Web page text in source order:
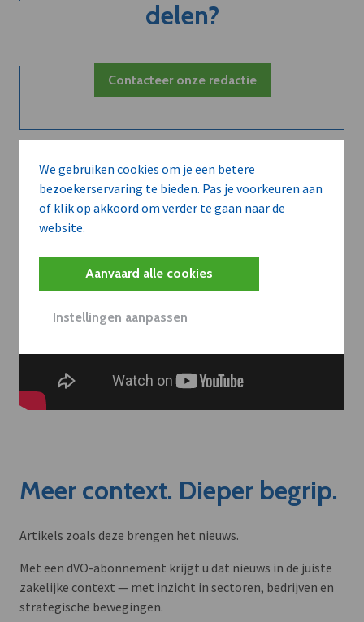
We gebruiken cookies om je een betere
bezoekerservaring te bieden. Pas je voorkeuren aan
of klik op akkoord om verder te gaan naar de
website.
Aanvaard alle cookies
Instellingen aanpassen
delen?
Contacteer onze redactie
Meer context. Dieper begrip.
Artikels zoals deze brengen het nieuws.
Met een dVO-abonnement krijgt u dat nieuws in de juiste
zakelijke context — met inzicht in sectoren, bedrijven en
strategische bewegingen.